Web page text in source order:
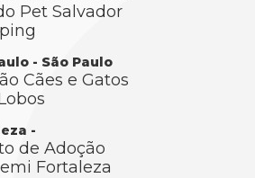
Pet Salvador
- São Paulo
Cães e Gatos
-
de Adoção
Fortaleza